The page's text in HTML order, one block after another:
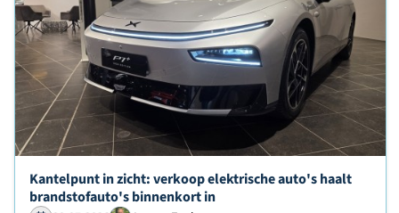
Lees verder over
Kantelpunt in zicht: verkoop elektrische auto's haalt
brandstofauto's binnenkort in